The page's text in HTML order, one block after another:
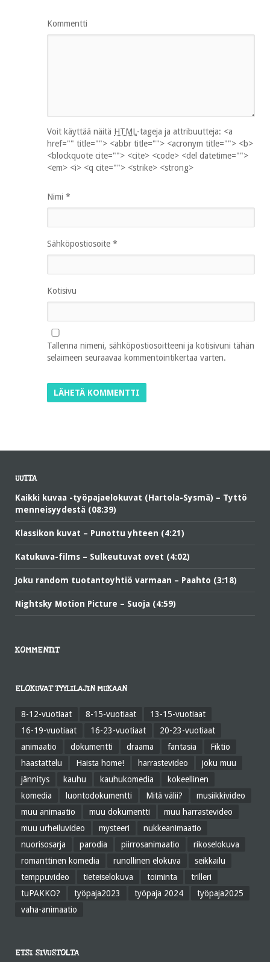
Kommentti
Voit käyttää näitä HTML-tageja ja attribuutteja: <a
href="" title=""> <abbr title=""> <acronym title=""> <b>
<blockquote cite=""> <cite> <code> <del datetime="">
<em> <i> <q cite=""> <strike> <strong>
Nimi *
Sähköpostiosoite *
Kotisivu
Tallenna nimeni, sähköpostiosoitteeni ja kotisivuni tähän
selaimeen seuraavaa kommentointikertaa varten.
UUTTA
Kaikki kuvaa -työpajaelokuvat (Hartola-Sysmä) – Tyttö
menneisyydestä (08:39)
Klassikon kuvat – Punottu yhteen (4:21)
Katukuva-films – Sulkeutuvat ovet (4:02)
Joku random tuotantoyhtiö varmaan – Paahto (3:18)
Nightsky Motion Picture – Suoja (4:59)
KOMMENTIT
ELOKUVAT TYYLILAJIN MUKAAN
8-12-vuotiaat 8-15-vuotiaat
13-15-vuotiaat
16-19-vuotiaat
16-23-vuotiaat
20-23-vuotiaat
animaatio
dokumentti draama fantasia
Fiktio
haastattelu
Haista home! harrastevideo
joku muu
jännitys
kauhu kauhukomedia
kokeellinen
komedia
luontodokumentti Mitä välii?
musiikkivideo
muu animaatio
muu dokumentti
muu harrastevideo
muu urheiluvideo
mysteeri
nukkeanimaatio
nuorisosarja
parodia piirrosanimaatio
rikoselokuva
romanttinen komedia
runollinen elokuva
seikkailu
temppuvideo
tieteiselokuva toiminta
trilleri
tuPAKKO?
työpaja2023 työpaja 2024
työpaja2025
vaha-animaatio
ETSI SIVUSTOLTA